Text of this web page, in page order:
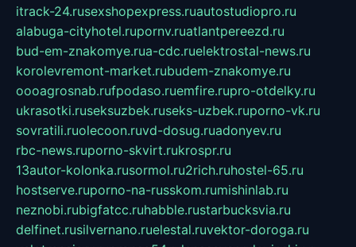
itrack-24.rusexshopexpress.ruautostudiopro.ru
alabuga-cityhotel.rupornv.ruatlantpereezd.ru
bud-em-znakomye.rua-cdc.ruelektrostal-news.ru
korolevremont-market.rubudem-znakomye.ru
oooagrosnab.rufpodaso.ruemfire.rupro-otdelky.ru
ukrasotki.ruseksuzbek.ruseks-uzbek.ruporno-vk.ru
sovratili.ruolecoon.ruvd-dosug.ruadonyev.ru
rbc-news.ruporno-skvirt.rukrospr.ru
13autor-kolonka.rusormol.ru2rich.ruhostel-65.ru
hostserve.ruporno-na-russkom.rumishinlab.ru
neznobi.rubigfatcc.ruhabble.rustarbucksvia.ru
delfinet.rusilvernano.ruelestal.ruvektor-doroga.ru